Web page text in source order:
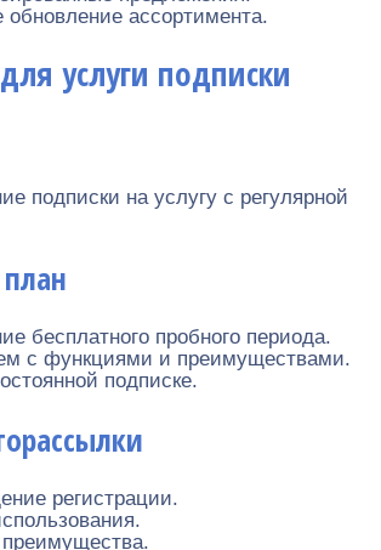
обновление ассортимента.
услуги подписки
подписки на услугу с регулярной
бесплатного пробного периода.
с функциями и преимуществами.
подписке.
регистрации.